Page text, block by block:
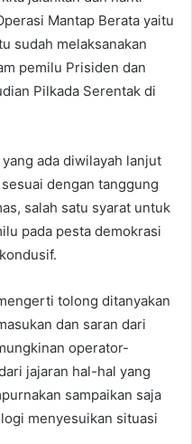
Mantap Berata yaitu
sudah melaksanakan
pemilu Prisiden dan
Pilkada Serentak di
ada diwilayah lanjut
dengan tanggung
salah satu syarat untuk
pada pesta demokrasi
tolong ditanyakan
dan saran dari
operator-
jajaran hal-hal yang
sampaikan saja
menyesuikan situasi